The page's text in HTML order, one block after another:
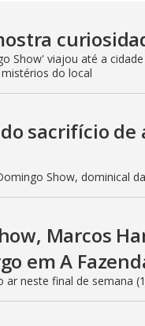
Show' viajou até a
do local
sacrifício
Show, dominical
Marcos
em A
ar neste final de semana